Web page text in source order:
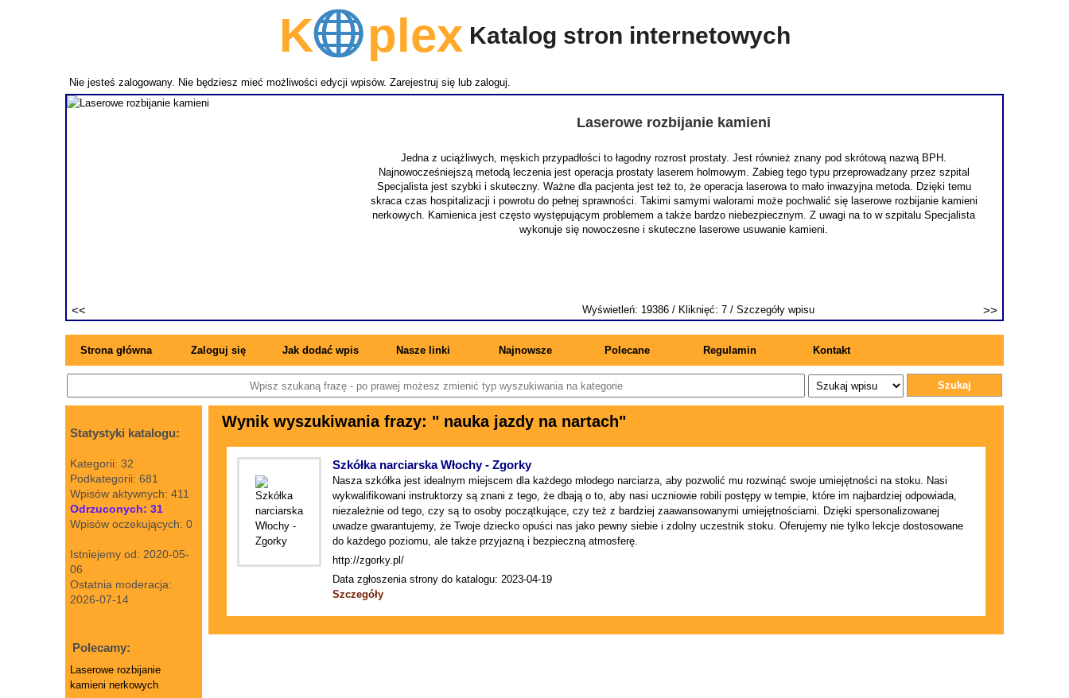
Kplex Katalog stron internetowych
Nie jesteś zalogowany. Nie będziesz mieć możliwości edycji wpisów. Zarejestruj się lub zaloguj.
Laserowe rozbijanie kamieni
Jedna z uciążliwych, męskich przypadłości to łagodny rozrost prostaty. Jest również znany pod skrótową nazwą BPH.
Najnowocześniejszą metodą leczenia jest operacja prostaty laserem holmowym. Zabieg tego typu przeprowadzany przez szpital
Specjalista jest szybki i skuteczny. Ważne dla pacjenta jest też to, że operacja laserowa to mało inwazyjna metoda. Dzięki temu
skraca czas hospitalizacji i powrotu do pełnej sprawności. Takimi samymi walorami może pochwalić się laserowe rozbijanie kamieni
nerkowych. Kamienica jest często występującym problemem a także bardzo niebezpiecznym. Z uwagi na to w szpitalu Specjalista
wykonuje się nowoczesne i skuteczne laserowe usuwanie kamieni.
Wyświetleń: 19386 / Kliknięć: 7 / Szczegóły wpisu
Strona główna Zaloguj się Jak dodać wpis Nasze linki Najnowsze Polecane Regulamin Kontakt
Szukaj
Statystyki katalogu:
Kategorii: 32
Podkategorii: 681
Wpisów aktywnych: 411
Odrzuconych: 31
Wpisów oczekujących: 0
Istniejemy od: 2020-05-
06
Ostatnia moderacja:
2026-07-14
Polecamy:
Laserowe rozbijanie
kamieni nerkowych
Wynik wyszukiwania frazy: " nauka jazdy na nartach"
Szkółka narciarska Włochy - Zgorky
Nasza szkółka jest idealnym miejscem dla każdego młodego narciarza, aby pozwolić mu rozwinąć swoje umiejętności na stoku. Nasi
wykwalifikowani instruktorzy są znani z tego, że dbają o to, aby nasi uczniowie robili postępy w tempie, które im najbardziej odpowiada,
niezależnie od tego, czy są to osoby początkujące, czy też z bardziej zaawansowanymi umiejętnościami. Dzięki spersonalizowanej
uwadze gwarantujemy, że Twoje dziecko opuści nas jako pewny siebie i zdolny uczestnik stoku. Oferujemy nie tylko lekcje dostosowane
do każdego poziomu, ale także przyjazną i bezpieczną atmosferę.
http://zgorky.pl/
Data zgłoszenia strony do katalogu: 2023-04-19
Szczegóły